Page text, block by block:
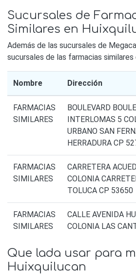
Sucursales de
Similares en
Además de las sucursales de
sucursales de las farmacias similares
Nombre Dirección
FARMACIAS
SIMILARES
BOULEVARD
INTERLOMAS 5
URBANO SAN
HERRADURA CP
FARMACIAS
SIMILARES
CARRETERA
COLONIA
TOLUCA CP 53650
FARMACIAS
SIMILARES
CALLE AVENIDA
COLONIA LAS
Que lada usar para
Huixquilucan